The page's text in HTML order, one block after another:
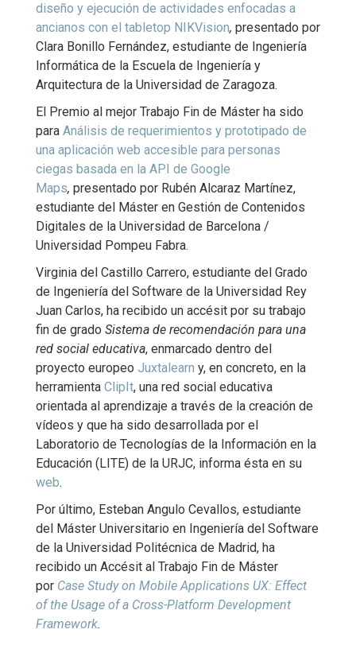
diseño y ejecución de actividades enfocadas a
ancianos con el tabletop NIKVision, presentado por
Clara Bonillo Fernández, estudiante de Ingeniería
Informática de la Escuela de Ingeniería y
Arquitectura de la Universidad de Zaragoza.
El Premio al mejor Trabajo Fin de Máster ha sido
para Análisis de requerimientos y prototipado de
una aplicación web accesible para personas
ciegas basada en la API de Google
Maps, presentado por Rubén Alcaraz Martínez,
estudiante del Máster en Gestión de Contenidos
Digitales de la Universidad de Barcelona /
Universidad Pompeu Fabra.
Virginia del Castillo Carrero, estudiante del Grado
de Ingeniería del Software de la Universidad Rey
Juan Carlos, ha recibido un accésit por su trabajo
fin de grado Sistema de recomendación para una
red social educativa, enmarcado dentro del
proyecto europeo Juxtalearn y, en concreto, en la
herramienta ClipIt, una red social educativa
orientada al aprendizaje a través de la creación de
vídeos y que ha sido desarrollada por el
Laboratorio de Tecnologías de la Información en la
Educación (LITE) de la URJC, informa ésta en su
web.
Por último, Esteban Angulo Cevallos, estudiante
del Máster Universitario en Ingeniería del Software
de la Universidad Politécnica de Madrid, ha
recibido un Accésit al Trabajo Fin de Máster
por Case Study on Mobile Applications UX: Effect
of the Usage of a Cross-Platform Development
Framework.